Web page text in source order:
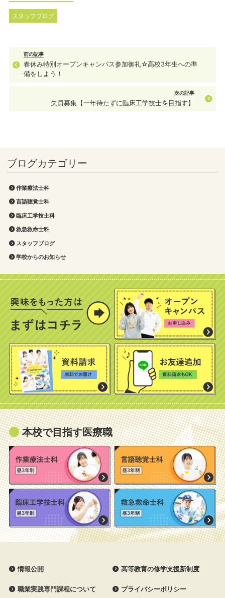
作業療法士科
言語聴覚士科
臨床工学技士科
救急救命士科
スタッフブログ
学校からのお知らせ
スタッフブログ
前の記事
春休み特別オープンキャンパス参加御礼☆高校3年生への準
備をしよう！
次の記事
欠員募集【一年待たずに臨床工学技士を目指す】
本校で目指す医療職
情報公開 高等教育の修学支援新制度
職業実践専門課程について プライバシーポリシー